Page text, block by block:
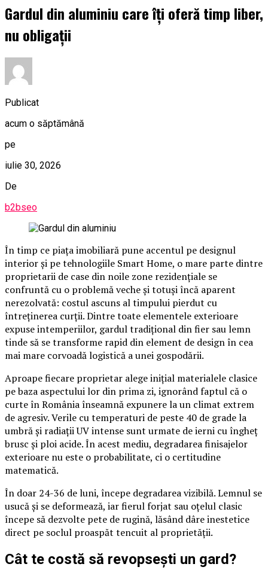
Gardul din aluminiu care îți oferă timp liber,
nu obligații
Publicat
acum o săptămână
pe
iulie 30, 2026
De
b2bseo
În timp ce piața imobiliară pune accentul pe designul
interior și pe tehnologiile Smart Home, o mare parte dintre
proprietarii de case din noile zone rezidențiale se
confruntă cu o problemă veche și totuși încă aparent
nerezolvată: costul ascuns al timpului pierdut cu
întreținerea curții. Dintre toate elementele exterioare
expuse intemperiilor, gardul tradițional din fier sau lemn
tinde să se transforme rapid din element de design în cea
mai mare corvoadă logistică a unei gospodării.
Aproape fiecare proprietar alege inițial materialele clasice
pe baza aspectului lor din prima zi, ignorând faptul că o
curte în România înseamnă expunere la un climat extrem
de agresiv. Verile cu temperaturi de peste 40 de grade la
umbră și radiații UV intense sunt urmate de ierni cu îngheț
brusc și ploi acide. În acest mediu, degradarea finisajelor
exterioare nu este o probabilitate, ci o certitudine
matematică.
În doar 24-36 de luni, începe degradarea vizibilă. Lemnul se
usucă și se deformează, iar fierul forjat sau oțelul clasic
începe să dezvolte pete de rugină, lăsând dâre inestetice
direct pe soclul proaspăt tencuit al proprietății.
Cât te costă să revopsești un gard?